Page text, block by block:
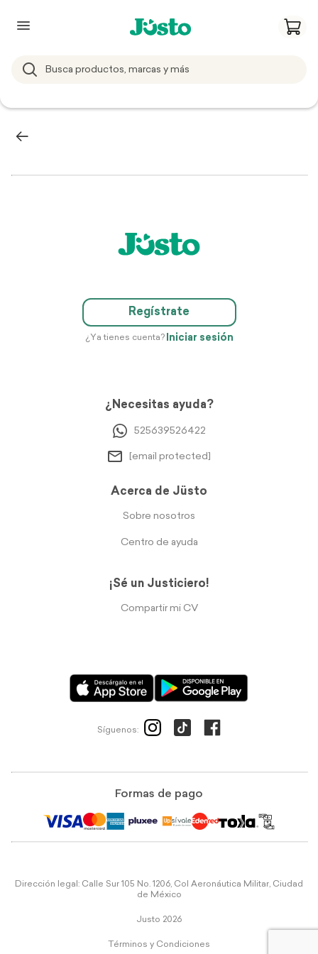
Regístrate
¿Ya tienes cuenta? Iniciar sesión
¿Necesitas ayuda?
525639526422
[email protected]
Acerca de Jüsto
Sobre nosotros
Centro de ayuda
¡Sé un Justiciero!
Compartir mi CV
Síguenos:
Formas de pago
Dirección legal: Calle Sur 105 No. 1206, Col Aeronáutica Militar, Ciudad
de México
Justo 2026
Términos y Condiciones